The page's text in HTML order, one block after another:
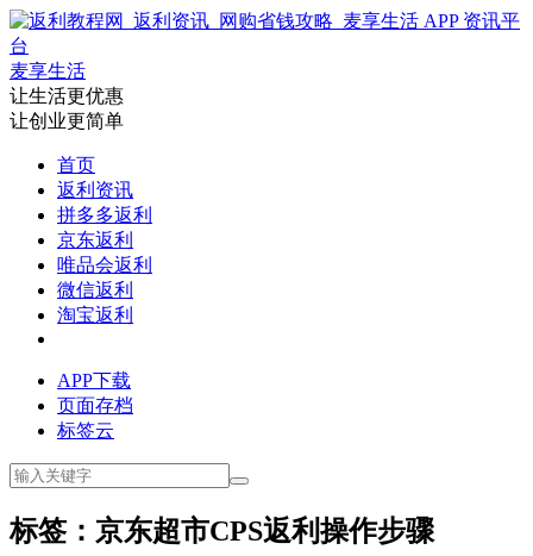
麦享生活
让生活更优惠
让创业更简单
首页
返利资讯
拼多多返利
京东返利
唯品会返利
微信返利
淘宝返利
APP下载
页面存档
标签云
标签：京东超市CPS返利操作步骤